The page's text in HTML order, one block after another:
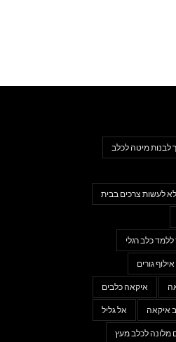
לבנות מיטה לכלב
לעשות צרכים בבית
ללמד כלב רגלי
אילוף גורים
איקאה כלבים
איקאה אל גליל
מלונה לכלב מעץ